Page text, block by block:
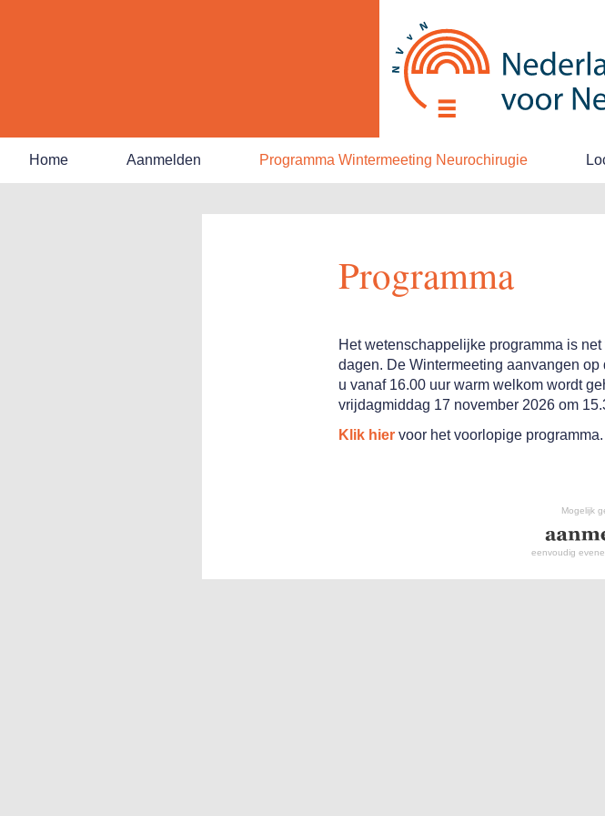
Home Aanmelden Programma Wintermeeting Neurochirugie
Programma
Het wetenschappelijke programma is
dagen. De Wintermeeting aanvangen op
u vanaf 16.00 uur warm welkom wordt
vrijdagmiddag 17 november 2026 om
Klik hier voor het voorlopige programma.
Mogelijk
eenvoudig